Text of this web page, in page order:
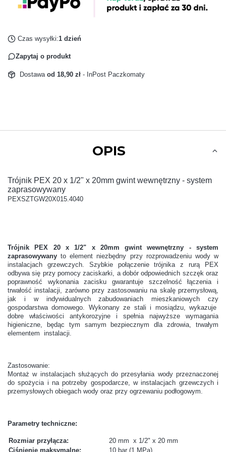
Czas wysyłki:1 dzień
Zapytaj o produkt
Dostawa od 18,90 zł - InPost Paczkomaty
OPIS
Trójnik PEX 20 x 1/2" x 20mm gwint wewnętrzny - system
zaprasowywany
PEXSZTGW20X015.4040
Trójnik PEX 20 x 1/2" x 20mm gwint wewnętrzny - system
zaprasowywany to element niezbędny przy rozprowadzeniu wody w
instalacjach grzewczych. Szybkie połączenie trójnika z rurą PEX
odbywa się przy pomocy zaciskarki, a dobór odpowiednich szczęk oraz
poprawność wykonania zacisku gwarantuje szczelność łączenia i
trwałość instalacji, zarówno przy zastosowaniu na skalę przemysłową,
jak i w indywidualnych zabudowaniach mieszkaniowych czy
gospodarstwa domowego. Wykonany ze stali i mosiądzu, wykazuje
dobre właściwości antykorozyjne i spełnia najwyższe wymagania
higieniczne, będąc tym samym bezpiecznym dla zdrowia, trwałym
elementem instalacji.
Zastosowanie:
Montaż w instalacjach służących do przesyłania wody przeznaczonej
do spożycia i na potrzeby gospodarcze, w instalacjach grzewczych i
przemysłowych obiegach wody oraz przy ogrzewaniu podłogowym.
Parametry techniczne:
Rozmiar przyłącza:
20 mm x 1/2" x 20 mm
Ciśnienie maksymalne:
10 bar (1 MPa)